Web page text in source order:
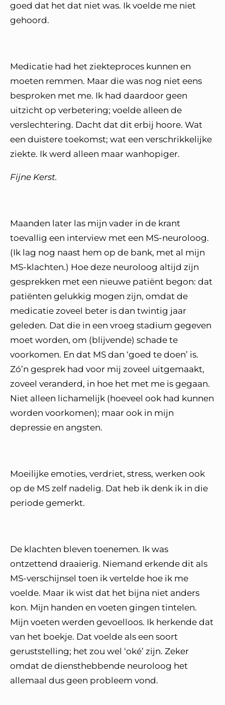
goed dat het dat niet was. Ik voelde me niet
gehoord.
Medicatie had het ziekteproces kunnen en
moeten remmen. Maar die was nog niet eens
besproken met me. Ik had daardoor geen
uitzicht op verbetering; voelde alleen de
verslechtering. Dacht dat dit erbij hoore. Wat
een duistere toekomst; wat een verschrikkelijke
ziekte. Ik werd alleen maar wanhopiger.
Fijne Kerst.
Maanden later las mijn vader in de krant
toevallig een interview met een MS-neuroloog.
(Ik lag nog naast hem op de bank, met al mijn
MS-klachten.) Hoe deze neuroloog altijd zijn
gesprekken met een nieuwe patiënt begon: dat
patiënten gelukkig mogen zijn, omdat de
medicatie zoveel beter is dan twintig jaar
geleden. Dat die in een vroeg stadium gegeven
moet worden, om (blijvende) schade te
voorkomen. En dat MS dan ‘goed te doen’ is.
Zó’n gesprek had voor mij zoveel uitgemaakt,
zoveel veranderd, in hoe het met me is gegaan.
Niet alleen lichamelijk (hoeveel ook had kunnen
worden voorkomen); maar ook in mijn
depressie en angsten.
Moeilijke emoties, verdriet, stress, werken ook
op de MS zelf nadelig. Dat heb ik denk ik in die
periode gemerkt.
De klachten bleven toenemen. Ik was
ontzettend draaierig. Niemand erkende dit als
MS-verschijnsel toen ik vertelde hoe ik me
voelde. Maar ik wist dat het bijna niet anders
kon. Mijn handen en voeten gingen tintelen.
Mijn voeten werden gevoelloos. Ik herkende dat
van het boekje. Dat voelde als een soort
geruststelling; het zou wel ‘oké’ zijn. Zeker
omdat de diensthebbende neuroloog het
allemaal dus geen probleem vond.